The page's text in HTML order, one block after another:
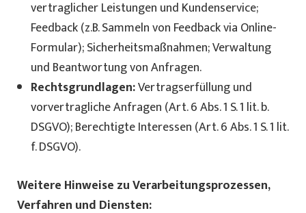
vertraglicher Leistungen und Kundenservice;
Feedback (z.B. Sammeln von Feedback via Online-
Formular); Sicherheitsmaßnahmen; Verwaltung
und Beantwortung von Anfragen.
Rechtsgrundlagen:Vertragserfüllung und
vorvertragliche Anfragen (Art. 6 Abs. 1 S. 1 lit. b.
DSGVO); Berechtigte Interessen (Art. 6 Abs. 1 S. 1 lit.
f. DSGVO).
Weitere Hinweise zu Verarbeitungsprozessen,
Verfahren und Diensten: